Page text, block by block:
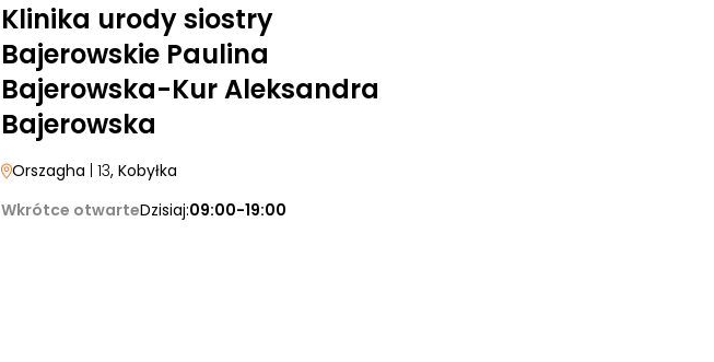
Klinika urody siostry
Bajerowskie Paulina
Bajerowska-Kur Aleksandra
Bajerowska
Orszagha | 13, Kobyłka
Wkrótce otwarteDzisiaj:09:00-19:00